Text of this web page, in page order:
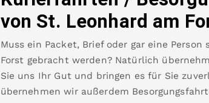
von St. Leonhard am
Muss ein Packet, Brief oder gar eine
Forst gebracht werden? Natürlich
Sie uns Ihr Gut und bringen es für Sie
übernehmen wir außerdem